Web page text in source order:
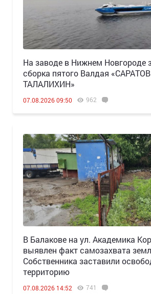
Н️а заводе в Нижнем Новгороде
сборка пятого Валдая
ТАЛАЛИХИН»
07.08.2026 09:50 962
В Балакове на ул. Академика
выявлен факт самозахвата
Собственника заставили
территорию
07.08.2026 14:52 741